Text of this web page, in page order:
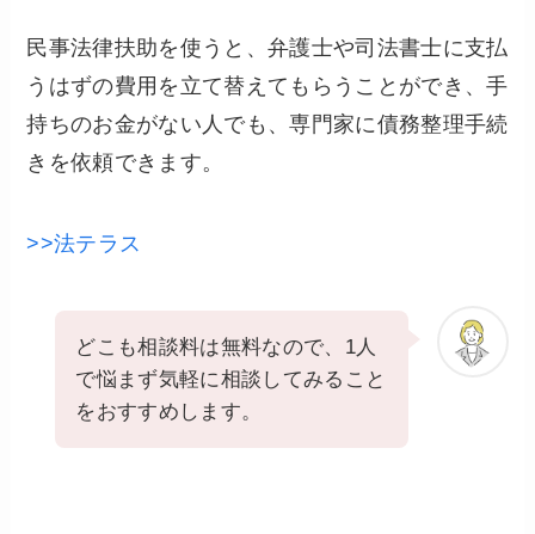
民事法律扶助を使うと、弁護士や司法書士に支払
うはずの費用を立て替えてもらうことができ、手
持ちのお金がない人でも、専門家に債務整理手続
きを依頼できます。
>>法テラス
どこも相談料は無料なので、1人
で悩まず気軽に相談してみること
をおすすめします。